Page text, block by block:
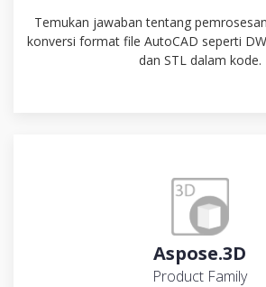
Temukan jawaban tentang
konversi format file AutoCAD seperti
dan STL dalam kode.
Aspose.3D
Product Family